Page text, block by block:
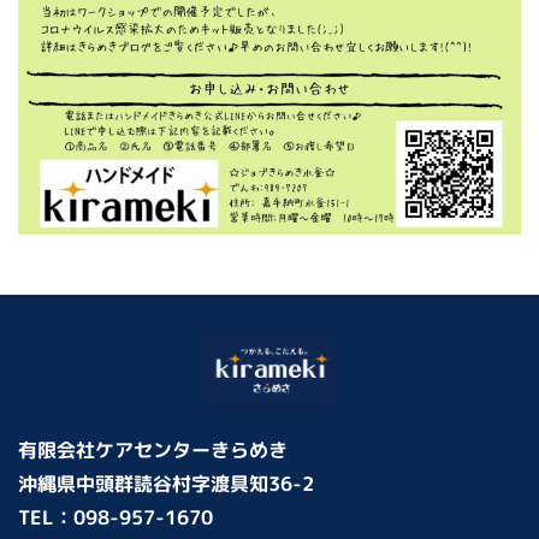
有限会社ケアセンターきらめき
沖縄県中頭群読谷村字渡具知36-2
TEL： 098-957-1670